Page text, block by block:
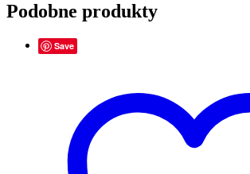
Podobne produkty
Save